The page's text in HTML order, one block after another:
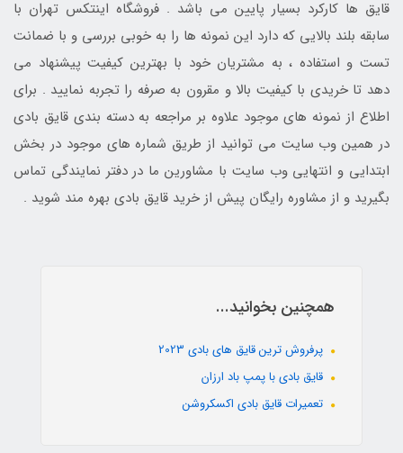
قایق ها کارکرد بسیار پایین می باشد . فروشگاه اینتکس تهران با
سابقه بلند بالایی که دارد این نمونه ها را به خوبی بررسی و با ضمانت
تست و استفاده ، به مشتریان خود با بهترین کیفیت پیشنهاد می
دهد تا خریدی با کیفیت بالا و مقرون به صرفه را تجربه نمایید . برای
اطلاع از نمونه های موجود علاوه بر مراجعه به دسته بندی قایق بادی
در همین وب سایت می توانید از طریق شماره های موجود در بخش
ابتدایی و انتهایی وب سایت با مشاورین ما در دفتر نمایندگی تماس
بگیرید و از مشاوره رایگان پیش از خرید قایق بادی بهره مند شوید .
همچنین بخوانید...
پرفروش ترین قایق های بادی 2023
قایق بادی با پمپ باد ارزان
تعمیرات قایق بادی اکسکروشن